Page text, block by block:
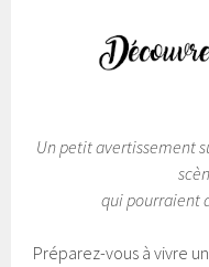
Un petit avertissement
qui pourraient
Préparez-vous à vivre